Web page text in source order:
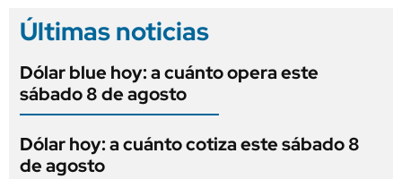
Últimas noticias
Dólar blue hoy: a cuánto opera este
sábado 8 de agosto
Dólar hoy: a cuánto cotiza este sábado 8
de agosto